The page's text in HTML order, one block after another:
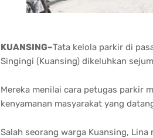
KUANSING–Tata kelola parkir di
Singingi (Kuansing) dikeluhkan
Mereka menilai cara petugas parkir
kenyamanan masyarakat yang
Salah seorang warga Kuansing,